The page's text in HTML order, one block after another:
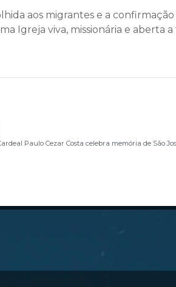
aos migrantes e a confirmação
Igreja viva, missionária e aberta a